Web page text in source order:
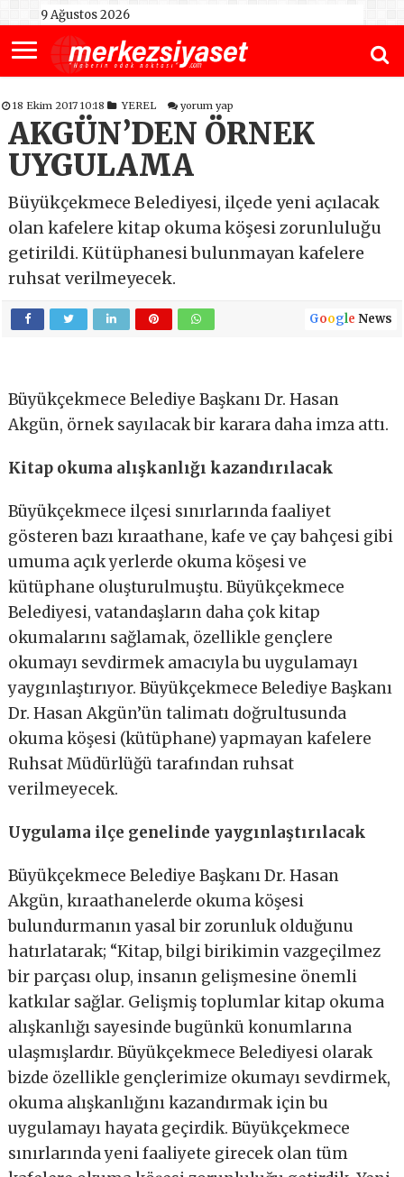
9 Ağustos 2026
18 Ekim 2017 10:18 YEREL yorum yap
AKGÜN’DEN ÖRNEK
UYGULAMA
Büyükçekmece Belediyesi, ilçede yeni açılacak
olan kafelere kitap okuma köşesi zorunluluğu
getirildi. Kütüphanesi bulunmayan kafelere
ruhsat verilmeyecek.
Google News
Büyükçekmece Belediye Başkanı Dr. Hasan
Akgün, örnek sayılacak bir karara daha imza attı.
Kitap okuma alışkanlığı kazandırılacak
Büyükçekmece ilçesi sınırlarında faaliyet
gösteren bazı kıraathane, kafe ve çay bahçesi gibi
umuma açık yerlerde okuma köşesi ve
kütüphane oluşturulmuştu. Büyükçekmece
Belediyesi, vatandaşların daha çok kitap
okumalarını sağlamak, özellikle gençlere
okumayı sevdirmek amacıyla bu uygulamayı
yaygınlaştırıyor. Büyükçekmece Belediye Başkanı
Dr. Hasan Akgün’ün talimatı doğrultusunda
okuma köşesi (kütüphane) yapmayan kafelere
Ruhsat Müdürlüğü tarafından ruhsat
verilmeyecek.
Uygulama ilçe genelinde yaygınlaştırılacak
Büyükçekmece Belediye Başkanı Dr. Hasan
Akgün, kıraathanelerde okuma köşesi
bulundurmanın yasal bir zorunluk olduğunu
hatırlatarak; “Kitap, bilgi birikimin vazgeçilmez
bir parçası olup, insanın gelişmesine önemli
katkılar sağlar. Gelişmiş toplumlar kitap okuma
alışkanlığı sayesinde bugünkü konumlarına
ulaşmışlardır. Büyükçekmece Belediyesi olarak
bizde özellikle gençlerimize okumayı sevdirmek,
okuma alışkanlığını kazandırmak için bu
uygulamayı hayata geçirdik. Büyükçekmece
sınırlarında yeni faaliyete girecek olan tüm